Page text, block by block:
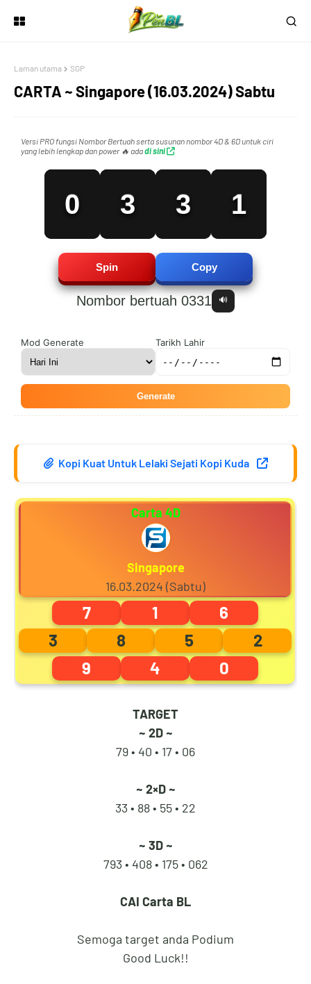
Laman utama SGP
CARTA ~ Singapore (16.03.2024) Sabtu
Versi PRO fungsi Nombor Bertuah serta susunan nombor 4D & 6D untuk ciri
yang lebih lengkap dan power 🔥 adadi sini
0
1
2
3
6
7
2
3
4
5
6
9
0
1
3
4
2
3
4
5
6
9
0
1
3
4
0
1
2
4
7
8
Spin Copy
Nombor bertuah 0331 🔊
Mod Generate Tarikh Lahir
Generate
Kopi Kuat Untuk Lelaki Sejati Kopi Kuda
Carta 4D
Singapore
16.03.2024 (Sabtu)
7 1
6
3
8 5
2
9
4 0
TARGET
~ 2D ~
79 • 40 • 17 • 06
~ 2×D ~
33 • 88 • 55 • 22
~ 3D ~
793 • 408 • 175 • 062
CAI Carta BL
Semoga target anda Podium
Good Luck!!